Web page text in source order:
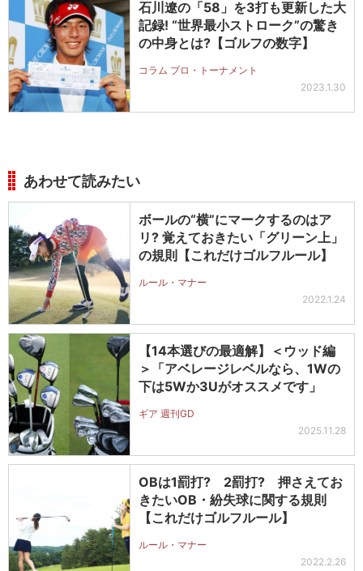
石川遼の「58」を3打も更新した大
記録! “世界最小ストローク”の驚き
の中身とは?【ゴルフの数字】
コラム プロ・トーナメント
2023.1.30
あわせて読みたい
ボールの“横”にマークするのはア
リ? 覚えておきたい「グリーン上」
の規則【これだけゴルフルール】
ルール・マナー
2022.1.24
【14本選びの最適解】＜ウッド編
＞「アベレージレベルなら、1Wの
下は5Wか3Uがオススメです」
ギア 週刊GD
2025.11.28
OBは1罰打? 2罰打? 押さえてお
きたいOB・紛失球に関する規則
【これだけゴルフルール】
ルール・マナー
2022.2.26